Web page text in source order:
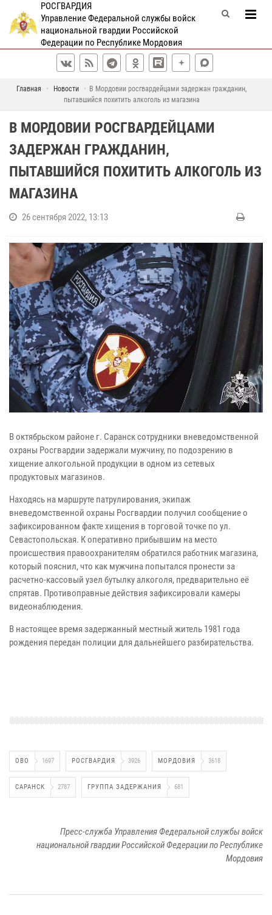
РОСГВАРДИЯ
Управление Федеральной службы войск
национальной гвардии Российской
Федерации по Республике Мордовия
Главная Новости
В Мордовии росгвардейцами задержан гражданин,
пытавшийся похитить алкоголь из магазина
В МОРДОВИИ РОСГВАРДЕЙЦАМИ
ЗАДЕРЖАН ГРАЖДАНИН,
ПЫТАВШИЙСЯ ПОХИТИТЬ АЛКОГОЛЬ ИЗ
МАГАЗИНА
26 сентября 2022, 13:13
В октябрьском районе г. Саранск сотрудники вневедомственной
охраны Росгвардии задержали мужчину, по подозрению в
хищение алкогольной продукции в одном из сетевых
продуктовых магазинов.
Находясь на маршруте патрулирования, экипаж
вневедомственной охраны Росгвардии получил сообщение о
зафиксированном факте хищения в торговой точке по ул.
Севастопольская. К оперативно прибывшим на место
происшествия правоохранителям обратился работник магазина,
который пояснил, что как мужчина попытался пронести за
расчетно-кассовый узел бутылку алкоголя, предварительно её
спрятав. Противоправные действия зафиксировали камеры
видеонаблюдения.
В настоящее время задержанный местный житель 1981 года
рождения передан полиции для дальнейшего разбирательства.
ОВО 1697 РОСГВАРДИЯ 3926 МОРДОВИЯ 3618
САРАНСК 2787 ГРУППА ЗАДЕРЖАНИЯ 681
Пресс-служба Управления Федеральной службы войск
национальной гвардии Российской Федерации по Республике
Мордовия